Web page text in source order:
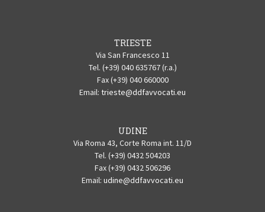
TRIESTE
Via San Francesco 11
Tel. (+39) 040 635767 (r.a.)
Fax (+39) 040 660000
Email: trieste@ddfavvocati.eu
UDINE
Via Roma 43, Corte Roma int. 11/D
Tel. (+39) 0432 504203
Fax (+39) 0432 506296
Email: udine@ddfavvocati.eu